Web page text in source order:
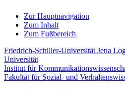
Zur Hauptnavigation
Zum Inhalt
Zum Fußbereich
Friedrich-Schiller-Universität Jena
Universität
Institut für
Fakultät für Sozial- und